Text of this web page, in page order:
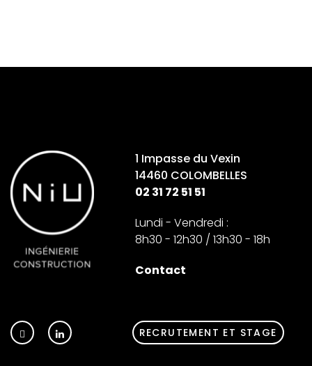
1 Impasse du Vexin
14460 COLOMBELLES
02 31 72 51 51
Lundi - Vendredi :
8h30 - 12h30 / 13h30 - 18h
Contact
RECRUTEMENT ET STAGE